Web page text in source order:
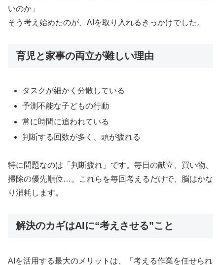
いのか」
そう考え始めたのが、AIを取り入れるきっかけでした。
育児と家事の両立が難しい理由
タスクが細かく分散している
予測不能な子どもの行動
常に時間に追われている
判断する回数が多く、頭が疲れる
特に問題なのは「判断疲れ」です。毎日の献立、買い物、
掃除の優先順位…。これらを毎回考えるだけで、脳はかな
り消耗します。
解決のカギはAIに“考えさせる”こと
AIを活用する最大のメリットは、「考える作業を任せられ